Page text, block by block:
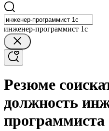
инженер-программист 1с
Резюме
должность